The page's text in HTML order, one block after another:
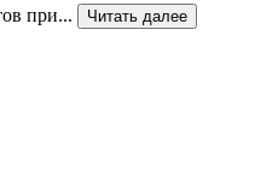
при... Читать далее